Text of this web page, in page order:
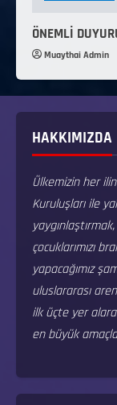
ÖNEMLİ
Muaythai Admin
HAKKIMIZDA
Ülkemizin her
Kuruluşları ile
çocuklarımızı
yapacağımız
uluslararası
ilk üçte yer
en büyük